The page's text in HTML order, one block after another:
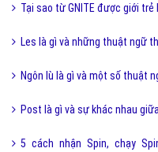
Tại sao từ GNITE được giới
Les là gì và những thuật ngữ
Ngôn lù là gì và một số thuật
Post là gì và sự khác nhau
5 cách nhận Spin, chạy